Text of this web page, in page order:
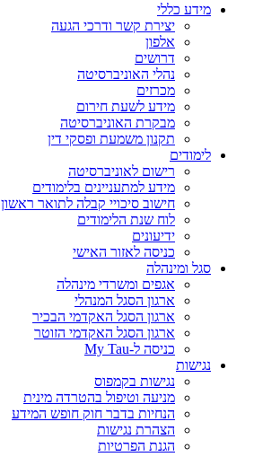
מידע כללי
יצירת קשר ודרכי הגעה
אלפון
דרושים
נהלי האוניברסיטה
מכרזים
מידע לשעת חירום
מבקרת האוניברסיטה
תקנון משמעת ופסקי דין
לימודים
רישום לאוניברסיטה
מידע למתעניינים בלימודים
חישוב סיכויי קבלה לתואר ראשון
לוח שנת הלימודים
ידיעונים
כניסה לאזור האישי
סגל ומינהלה
אגפים ומשרדי מינהלה
ארגון הסגל המנהלי
ארגון הסגל האקדמי הבכיר
ארגון הסגל האקדמי הזוטר
כניסה ל-My Tau
נגישות
נגישות בקמפוס
מניעה וטיפול בהטרדה מינית
הנחיות בדבר חוק חופש המידע
הצהרת נגישות
הגנת הפרטיות